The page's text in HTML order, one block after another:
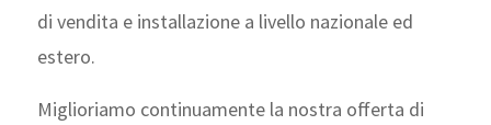
di vendita e installazione a livello nazionale ed
estero.
Miglioriamo continuamente la nostra offerta di